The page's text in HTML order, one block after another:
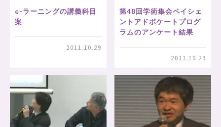
e-ラーニングの講義科目
案
2011.10.29
第48回学術集会ペイシェ
ントアドボケートプログ
ラムのアンケート結果
2011.10.29